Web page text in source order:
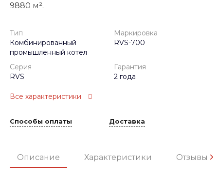
9880 м².
Тип
Комбинированный
промышленный котел
Маркировка
RVS-700
Серия
RVS
Гарантия
2 года
Все характеристики
Способы оплаты Доставка
Описание Характеристики Отзывы